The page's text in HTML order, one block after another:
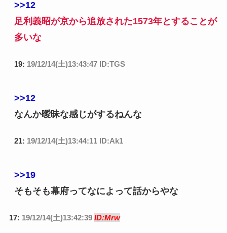
>>12
足利義昭が京から追放された1573年とすることが
多いな
19: 19/12/14(土)13:43:47 ID:TGS
>>12
なんか曖昧な感じがするねんな
21: 19/12/14(土)13:44:11 ID:Ak1
>>19
そもそも幕府ってなによって話からやな
17: 19/12/14(土)13:42:39 ID:Mrw